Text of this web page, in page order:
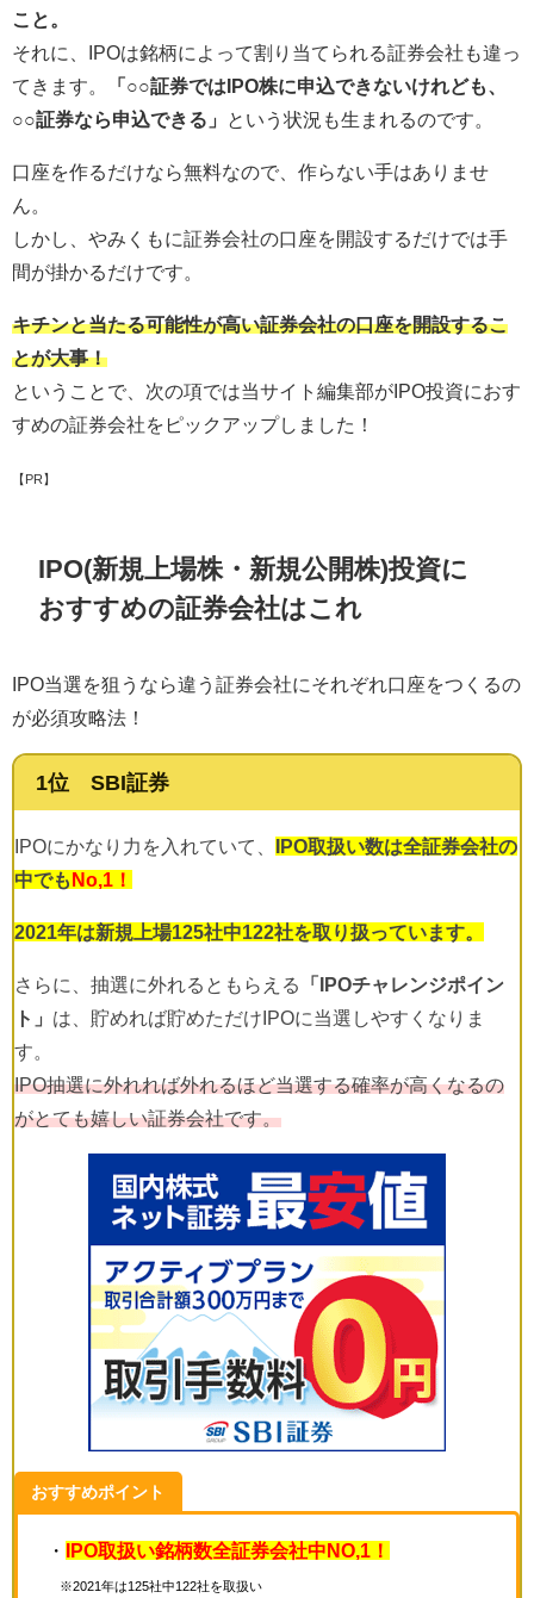
こと。
それに、IPOは銘柄によって割り当てられる証券会社も違っ
てきます。
「○○証券ではIPO株に申込できないけれども、
○○証券なら申込できる」
という状況も生まれるのです。
口座を作るだけなら無料なので、作らない手はありませ
ん。
しかし、やみくもに証券会社の口座を開設するだけでは手
間が掛かるだけです。
キチンと当たる可能性が高い証券会社の口座を開設するこ
とが大事！
ということで、次の項では当サイト編集部がIPO投資におす
すめの証券会社をピックアップしました！
【PR】
IPO(新規上場株・新規公開株)投資に
おすすめの証券会社はこれ
IPO当選を狙うなら違う証券会社にそれぞれ口座をつくるの
が必須攻略法！
1位 SBI証券
IPOにかなり力を入れていて、
IPO取扱い数は全証券会社の
中でも No,1！
2021年は新規上場125社中122社を取り扱っています。
さらに、抽選に外れるともらえる
「IPOチャレンジポイン
ト」 は、貯めれば貯めただけIPOに当選しやすくなりま
す。
IPO抽選に外れれば外れるほど当選する確率が高くなるの
がとても嬉しい証券会社です。
おすすめポイント
・ IPO取扱い銘柄数全証券会社中NO,1！
※2021年は125社中122社を取扱い